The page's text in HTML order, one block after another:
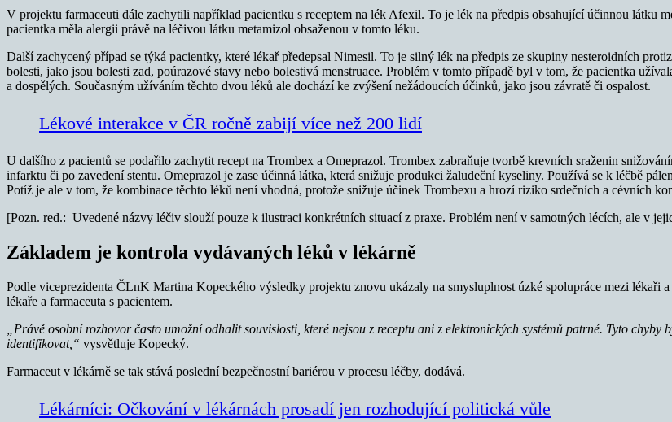
V projektu farmaceuti dále zachytili například pacientku s receptem na lék Afexil. To je lék na předpis obsahující účinnou látku
pacientka měla alergii právě na léčivou látku metamizol obsaženou v tomto léku.
Další zachycený případ se týká pacientky, které lékař předepsal Nimesil. To je silný lék na předpis ze skupiny nesteroidních
bolesti, jako jsou bolesti zad, poúrazové stavy nebo bolestivá menstruace. Problém v tomto případě byl v tom, že pacientka
a dospělých. Současným užíváním těchto dvou léků ale dochází ke zvýšení nežádoucích účinků, jako jsou závratě či ospalost.
Lékové interakce v ČR ročně zabijí více než 200 lidí
U dalšího z pacientů se podařilo zachytit recept na Trombex a Omeprazol. Trombex zabraňuje tvorbě krevních sraženin
infarktu či po zavedení stentu. Omeprazol je zase účinná látka, která snižuje produkci žaludeční kyseliny. Používá se k léčbě
Potíž je ale v tom, že kombinace těchto léků není vhodná, protože snižuje účinek Trombexu a hrozí riziko srdečních a cévních
[Pozn. red.: Uvedené názvy léčiv slouží pouze k ilustraci konkrétních situací z praxe. Problém není v samotných lécích, ale v
Základem je kontrola vydávaných léků v lékárně
Podle viceprezidenta ČLnK Martina Kopeckého výsledky projektu znovu ukázaly na smysluplnost úzké spolupráce mezi lékaři
lékaře a farmaceuta s pacientem.
„Právě osobní rozhovor často umožní odhalit souvislosti, které nejsou z receptu ani z elektronických systémů patrné. Tyto chyby
identifikovat,“ vysvětluje Kopecký.
Farmaceut v lékárně se tak stává poslední bezpečnostní bariérou v procesu léčby, dodává.
Lékárníci: Očkování v lékárnách prosadí jen rozhodující politická vůle